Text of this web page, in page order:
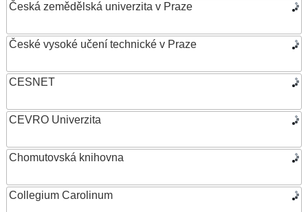
Česká zemědělská univerzita v Praze
České vysoké učení technické v Praze
CESNET
CEVRO Univerzita
Chomutovská knihovna
Collegium Carolinum